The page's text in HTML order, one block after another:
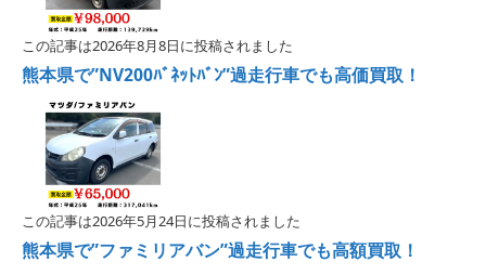
この記事は2026年8月8日に投稿されました
熊本県で”NV200ﾊﾞﾈｯﾄﾊﾞﾝ”過走行車でも高価買取！
この記事は2026年5月24日に投稿されました
熊本県で”ファミリアバン”過走行車でも高額買取！